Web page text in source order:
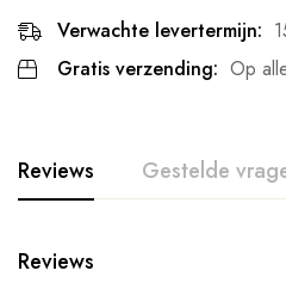
Verwachte levertermijn:
Gratis verzending: Op
Reviews Gestelde
Reviews